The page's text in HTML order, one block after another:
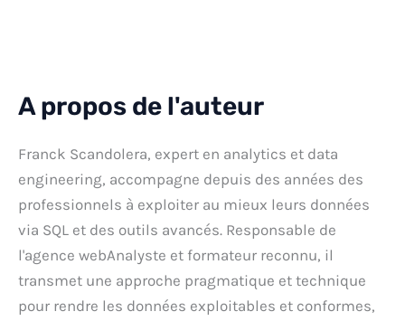
A propos de l'auteur
Franck Scandolera, expert en analytics et data
engineering, accompagne depuis des années des
professionnels à exploiter au mieux leurs données
via SQL et des outils avancés. Responsable de
l'agence webAnalyste et formateur reconnu, il
transmet une approche pragmatique et technique
pour rendre les données exploitables et conformes,